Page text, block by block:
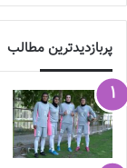
پربازدیدترین مطالب